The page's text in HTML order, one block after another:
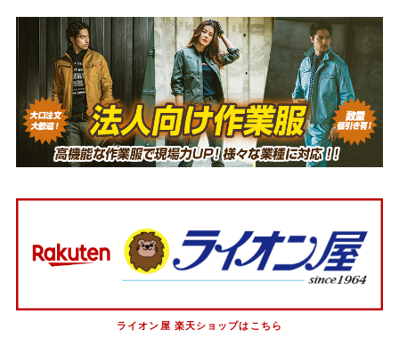
ライオン屋 楽天ショップはこちら